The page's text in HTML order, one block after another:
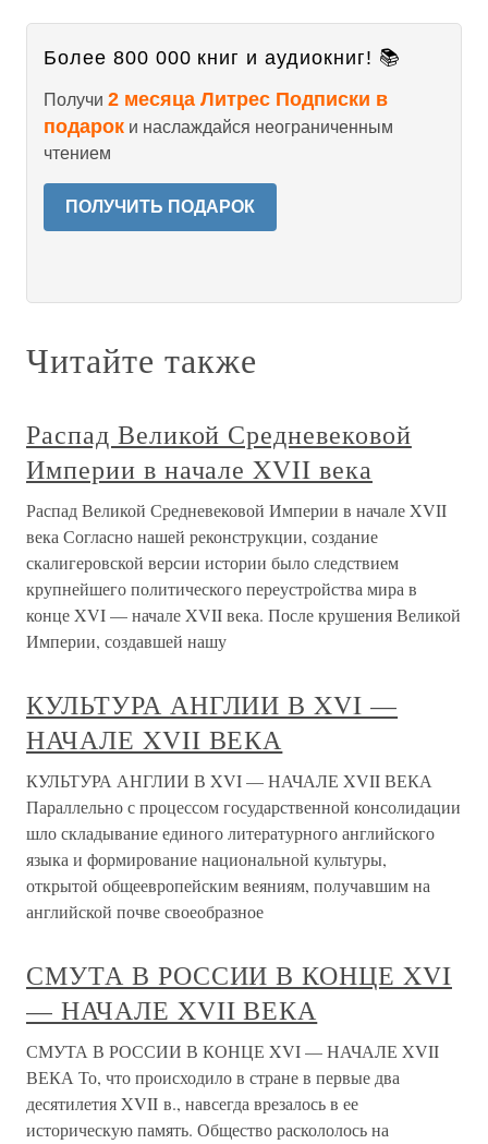
Более 800 000 книг и аудиокниг! 📚
Получи 2 месяца Литрес Подписки в
подарок и наслаждайся неограниченным
чтением
ПОЛУЧИТЬ ПОДАРОК
Читайте также
Распад Великой Средневековой
Империи в начале XVII века
Распад Великой Средневековой Империи в начале XVII
века Согласно нашей реконструкции, создание
скалигеровской версии истории было следствием
крупнейшего политического переустройства мира в
конце XVI — начале XVII века. После крушения Великой
Империи, создавшей нашу
КУЛЬТУРА АНГЛИИ В XVI —
НАЧАЛЕ XVII ВЕКА
КУЛЬТУРА АНГЛИИ В XVI — НАЧАЛЕ XVII ВЕКА
Параллельно с процессом государственной консолидации
шло складывание единого литературного английского
языка и формирование национальной культуры,
открытой общеевропейским веяниям, получавшим на
английской почве своеобразное
СМУТА В РОССИИ В КОНЦЕ XVI
— НАЧАЛЕ XVII ВЕКА
СМУТА В РОССИИ В КОНЦЕ XVI — НАЧАЛЕ XVII
ВЕКА То, что происходило в стране в первые два
десятилетия XVII в., навсегда врезалось в ее
историческую память. Общество раскололось на